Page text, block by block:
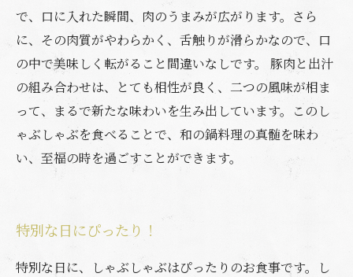
で、口に入れた瞬間、肉のうまみが広がります。さら
に、その肉質がやわらかく、舌触りが滑らかなので、口
の中で美味しく転がること間違いなしです。 豚肉と出汁
の組み合わせは、とても相性が良く、二つの風味が相ま
って、まるで新たな味わいを生み出しています。このし
ゃぶしゃぶを食べることで、和の鍋料理の真髄を味わ
い、至福の時を過ごすことができます。
特別な日にぴったり！
特別な日に、しゃぶしゃぶはぴったりのお食事です。し